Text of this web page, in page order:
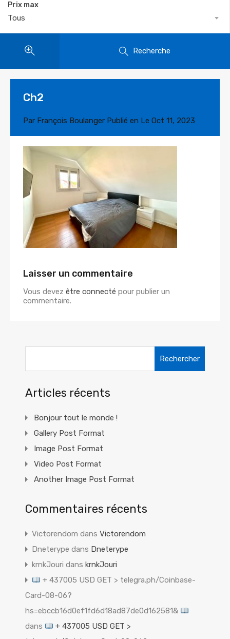
Prix max
Tous
Recherche
Ch2
Par François Boulanger Publié en Le Oct 11, 2023
Laisser un commentaire
Vous devez être connecté pour publier un
commentaire.
Articles récents
Bonjour tout le monde !
Gallery Post Format
Image Post Format
Video Post Format
Another Image Post Format
Commentaires récents
Victorendom dans Victorendom
Dneterype dans Dneterype
krnkJouri dans krnkJouri
+ 437005 USD GET > telegra.ph/Coinbase-
Card-08-06?
hs=ebccb16d0ef1fd6d18ad87de0d162581&
dans
+ 437005 USD GET >